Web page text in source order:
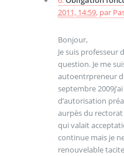
2011, 14:59, par
Bonjour,
Je suis professeur
question. Je me
autoentrpreneur
septembre
d’autorisation
aurpès du rectorat
qui valait
continue mais je
renouvelable